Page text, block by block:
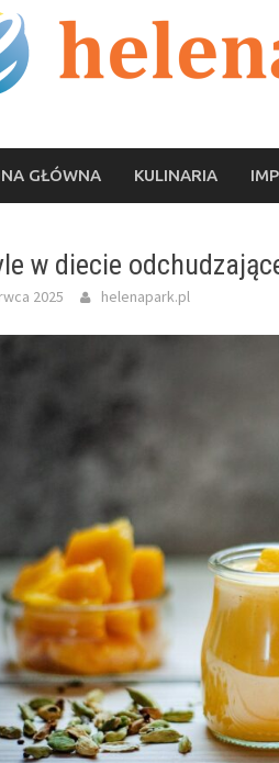
GŁÓWNA KULINARIA
w diecie
2025 helenapark.pl